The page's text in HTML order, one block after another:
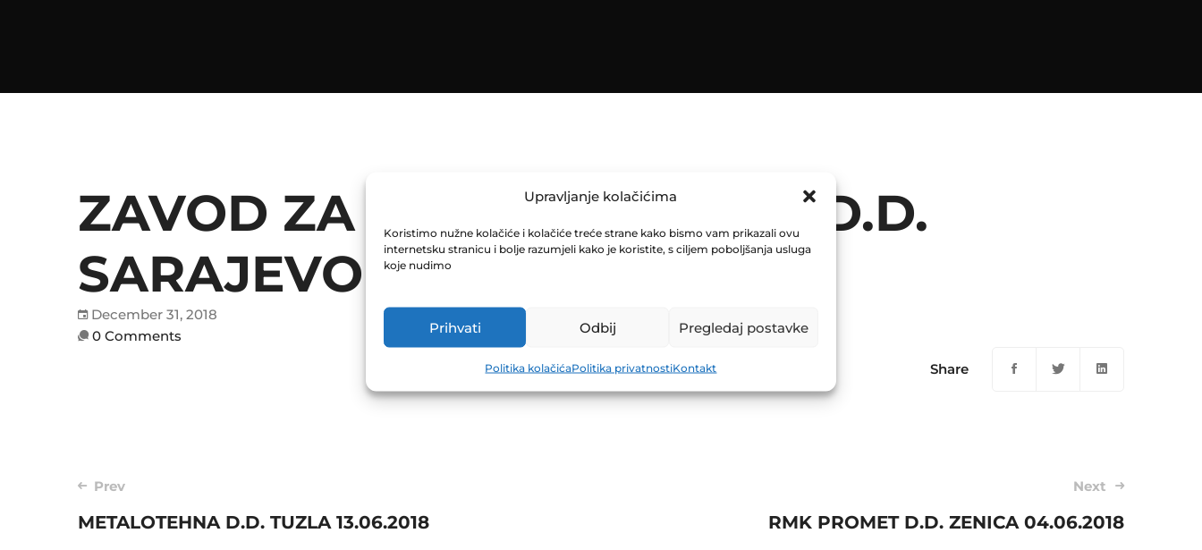
Upravljanje kolačićima
Koristimo nužne kolačiće i kolačiće treće strane kako bismo vam prikazali ovu
internetsku stranicu i bolje razumjeli kako je koristite, s ciljem poboljšanja usluga
koje nudimo
Prihvati Odbij Pregledaj postavke
Politika kolačićaPolitika privatnostiKontakt
ZAVOD ZA VODOPRIVREDU D.D.
SARAJEVO 13.06.2018
December 31, 2018
0 Comments
Share
Post
navigation
Prev
METALOTEHNA D.D. TUZLA 13.06.2018
Next
RMK PROMET D.D. ZENICA 04.06.2018